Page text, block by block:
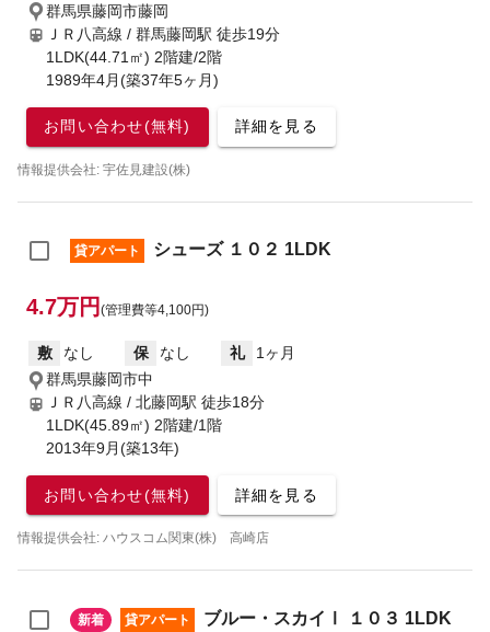
群馬県藤岡市藤岡
ＪＲ八高線 / 群馬藤岡駅 徒歩19分
1LDK(44.71㎡) 2階建/2階
1989年4月(築37年5ヶ月)
お問い合わせ(無料) 詳細を見る
情報提供会社: 宇佐見建設(株)
貸アパート シューズ １０２ 1LDK
4.7万円 (管理費等4,100円)
敷 なし 保 なし 礼
1ヶ月
群馬県藤岡市中
ＪＲ八高線 / 北藤岡駅 徒歩18分
1LDK(45.89㎡) 2階建/1階
2013年9月(築13年)
お問い合わせ(無料) 詳細を見る
情報提供会社: ハウスコム関東(株) 高崎店
新着 貸アパート ブルー・スカイⅠ １０３ 1LDK